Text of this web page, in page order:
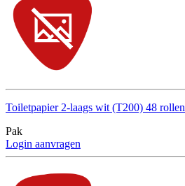
Toiletpapier 2-laags wit (T200) 48 rollen
Pak
Login aanvragen